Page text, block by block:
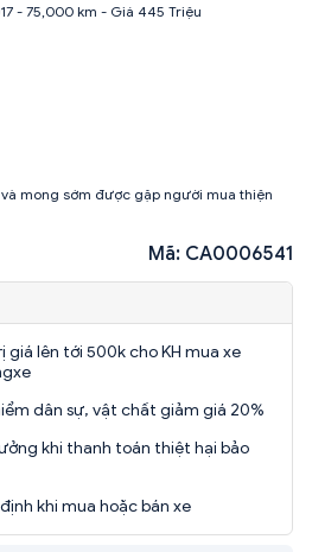
- 75,000 km - Giá 445 Triệu
mong sớm được gặp người mua thiện
Mã: CA0006541
giá lên tới 500k cho KH mua xe
dân sự, vật chất giảm giá 20%
khi thanh toán thiệt hại bảo
khi mua hoặc bán xe